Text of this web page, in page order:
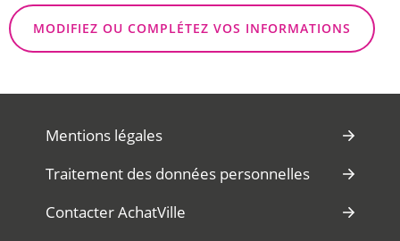
MODIFIEZ OU COMPLÉTEZ VOS INFORMATIONS
Mentions légales
Traitement des données personnelles
Contacter AchatVille